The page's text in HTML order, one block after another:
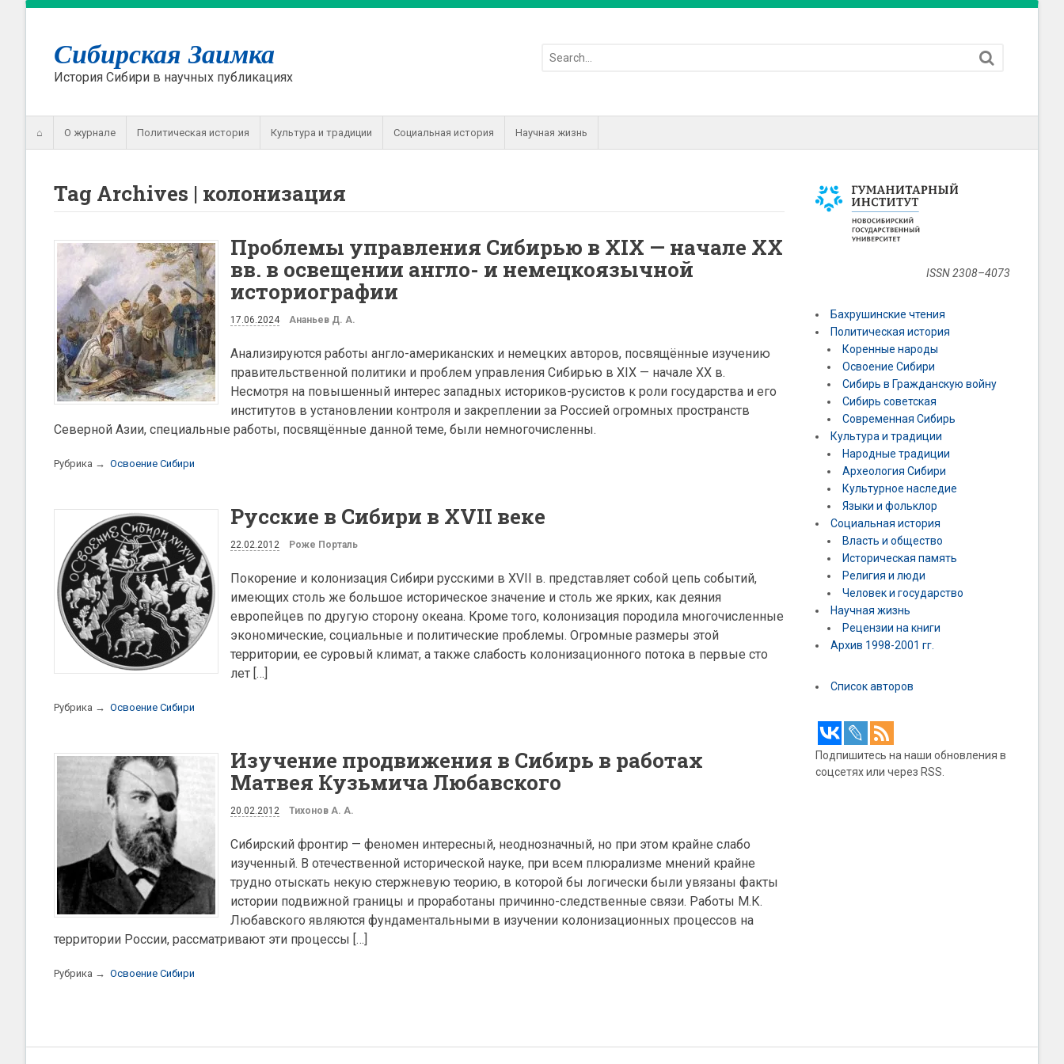
Сибирская Заимка
История Сибири в научных публикациях
⌂ О журнале Политическая история Культура и традиции Социальная история Научная жизнь
Tag Archives | колонизация
Проблемы управления Сибирью в XIX — начале XX
вв. в освещении англо- и немецкоязычной
историографии
17.06.2024 Ананьев Д. А.
Анализируются работы англо-американских и немецких авторов, посвящённые изучению
правительственной политики и проблем управления Сибирью в XIX — начале XX в.
Несмотря на повышенный интерес западных историков-русистов к роли государства и его
институтов в установлении контроля и закреплении за Россией огромных пространств
Северной Азии, специальные работы, посвящённые данной теме, были немногочисленны.
Рубрика → Освоение Сибири
Русские в Сибири в XVII веке
22.02.2012 Роже Порталь
Покорение и колонизация Сибири русскими в XVII в. представляет собой цепь событий,
имеющих столь же большое историческое значение и столь же ярких, как деяния
европейцев по другую сторону океана. Кроме того, колонизация породила многочисленные
экономические, социальные и политические проблемы. Огромные размеры этой
территории, ее суровый климат, а также слабость колонизационного потока в первые сто
лет […]
Рубрика → Освоение Сибири
Изучение продвижения в Сибирь в работах
Матвея Кузьмича Любавского
20.02.2012 Тихонов А. А.
Сибирский фронтир — феномен интересный, неоднозначный, но при этом крайне слабо
изученный. В отечественной исторической науке, при всем плюрализме мнений крайне
трудно отыскать некую стержневую теорию, в которой бы логически были увязаны факты
истории подвижной границы и проработаны причинно-следственные связи. Работы М.К.
Любавского являются фундаментальными в изучении колонизационных процессов на
территории России, рассматривают эти процессы […]
Рубрика → Освоение Сибири
ISSN 2308–4073
Бахрушинские чтения
Политическая история
Коренные народы
Освоение Сибири
Сибирь в Гражданскую войну
Сибирь советская
Современная Сибирь
Культура и традиции
Народные традиции
Археология Сибири
Культурное наследие
Языки и фольклор
Социальная история
Власть и общество
Историческая память
Религия и люди
Человек и государство
Научная жизнь
Рецензии на книги
Архив 1998-2001 гг.
Список авторов
Подпишитесь на наши обновления в
соцсетях или через RSS.